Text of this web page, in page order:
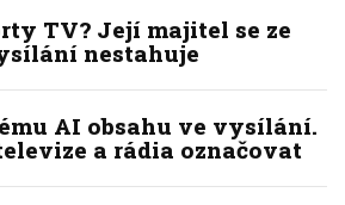
TV? Její majitel se ze
nestahuje
AI obsahu ve vysílání.
a rádia označovat